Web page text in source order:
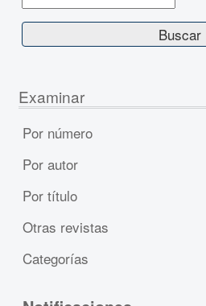
Examinar
Por número
Por autor
Por título
Otras revistas
Categorías